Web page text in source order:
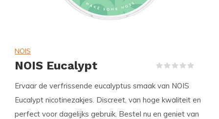
NOIS
NOIS Eucalypt
Ervaar de verfrissende eucalyptus smaak van NOIS
Eucalypt nicotinezakjes. Discreet, van hoge kwaliteit en
perfect voor dagelijks gebruik. Bestel nu en geniet van